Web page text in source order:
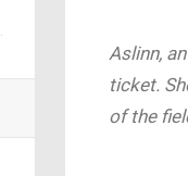
Aslinn,
ticket.
of the